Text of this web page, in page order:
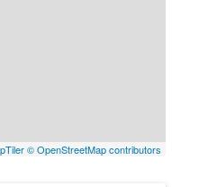
© OpenStreetMap contributors